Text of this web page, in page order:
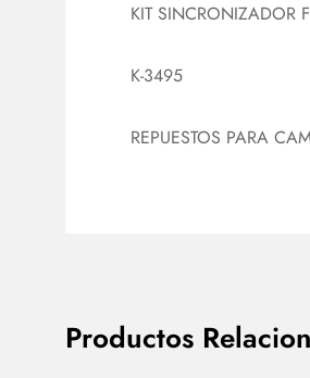
KIT SINCRONIZADOR
K-3495
REPUESTOS PARA
Productos